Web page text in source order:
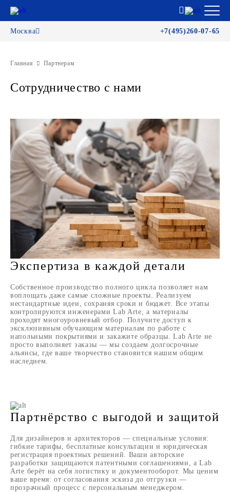
Москва +7(495)260-07-65
Главная Партнерам
Сотрудничество с нами
Экспертиза в каждой детали
Собственное производство полного цикла позволяет нам
воплощать даже самые сложные проекты. Реализуем
нестандартные идеи, сохраняя сроки и бюджет. Все этапы
контролируются инженерами Lab Arte, а материалы
проходят многоуровневый отбор. Получите доступ к
эксклюзивным обучающим материалам по работе с
напольными покрытиями и закажите образцы. Lab Arte не
просто выполняет заказы — мы создаем долгосрочные
альянсы, где ваше творчество становится нашим общим
наследием.
Партнёрство с выгодой и защитой
Для дизайнеров и архитекторов — специальные условия:
гибкие тарифы, бесплатные консультации и юридическая
регистрация проектных решений. Ваши авторские
разработки защищаются патентными соглашениями, а Lab
Arte берёт на себя логистику и документооборот. Мы ценим
ваше время: от согласования эскиза до отгрузки —
прозрачный процесс с персональным менеджером.